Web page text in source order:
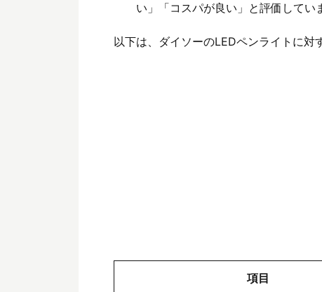
い」「コスパが良い」と評価してい
以下は、ダイソーのLEDペンライトに対
項目